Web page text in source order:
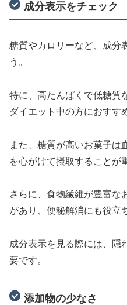
成分表示をチェック
糖質やカロリーなど、成分
う。
特に、高たんぱくで低糖質
ダイエット中の方におすす
また、糖質が高いお菓子は
を心がけて摂取することが
さらに、食物繊維が豊富な
があり、便秘解消にも役立
成分表示を見る際には、隠
要です。
添加物の少なさ